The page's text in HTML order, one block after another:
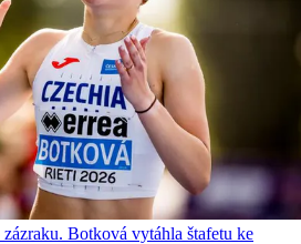
Botková vytáhla štafetu ke